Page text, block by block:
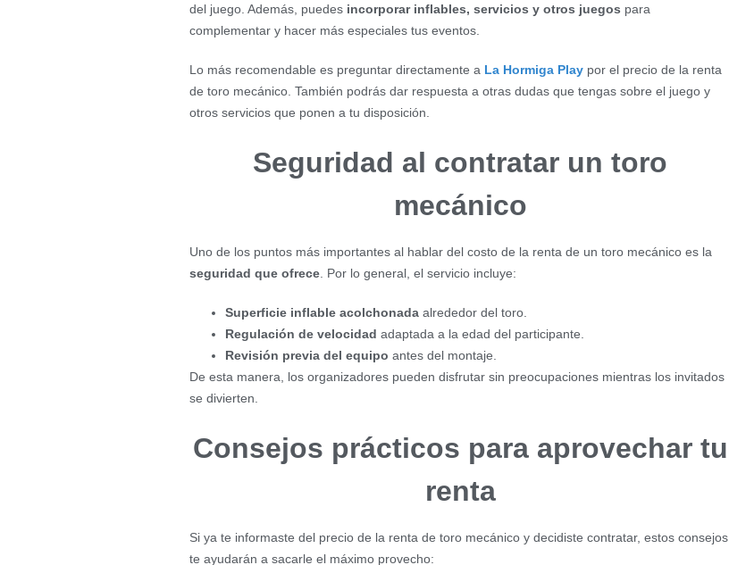
del juego. Además, puedes incorporar inflables, servicios y otros juegos para
complementar y hacer más especiales tus eventos.
Lo más recomendable es preguntar directamente a La Hormiga Playpor el precio de la renta
de toro mecánico. También podrás dar respuesta a otras dudas que tengas sobre el juego y
otros servicios que ponen a tu disposición.
Seguridad al contratar un toro
mecánico
Uno de los puntos más importantes al hablar del costo de la renta de un toro mecánico es la
seguridad que ofrece. Por lo general, el servicio incluye:
Superficie inflable acolchonadaalrededor del toro.
Regulación de velocidad adaptada a la edad del participante.
Revisión previa del equipo antes del montaje.
De esta manera, los organizadores pueden disfrutar sin preocupaciones mientras los invitados
se divierten.
Consejos prácticos para aprovechar tu
renta
Si ya te informaste del precio de la renta de toro mecánico y decidiste contratar, estos consejos
te ayudarán a sacarle el máximo provecho: